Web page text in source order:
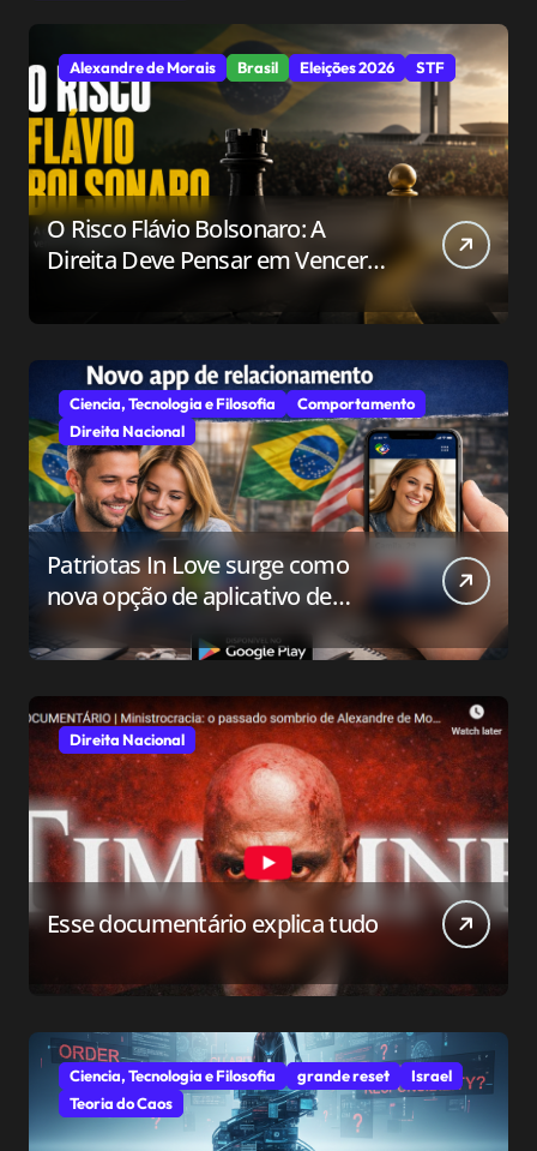
Alexandre de Morais Brasil Eleições 2026 STF
O Risco Flávio Bolsonaro: A
Direita Deve Pensar em Vencer
Ciencia, Tecnologia e Filosofia
Comportamento
Direita Nacional
Patriotas In Love surge como
nova opção de aplicativo de
relacionamento para o público
conservador
Direita Nacional
Esse documentário explica tudo
Ciencia, Tecnologia e Filosofia grande reset
Israel
Teoria do Caos